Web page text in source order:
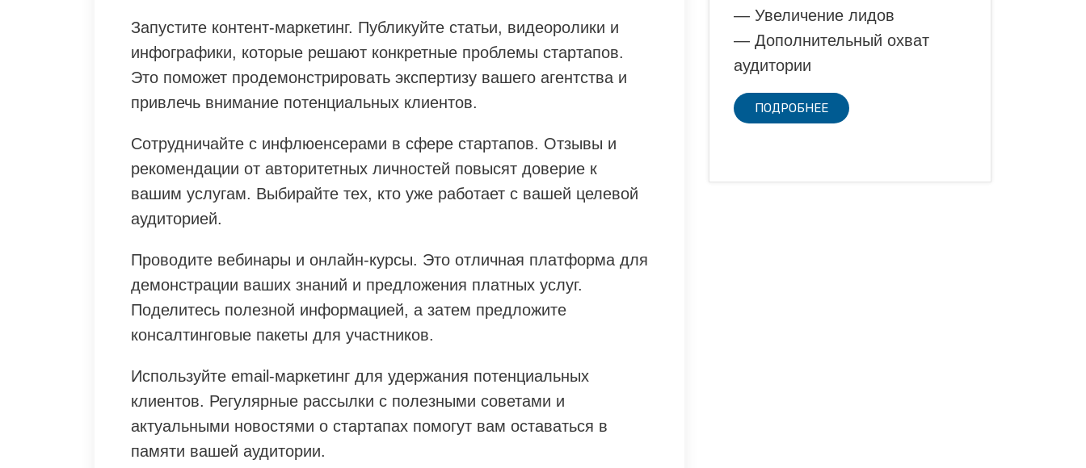
Запустите контент-маркетинг. Публикуйте статьи, видеоролики и
инфографики, которые решают конкретные проблемы стартапов.
Это поможет продемонстрировать экспертизу вашего агентства и
привлечь внимание потенциальных клиентов.
Сотрудничайте с инфлюенсерами в сфере стартапов. Отзывы и
рекомендации от авторитетных личностей повысят доверие к
вашим услугам. Выбирайте тех, кто уже работает с вашей целевой
аудиторией.
Проводите вебинары и онлайн-курсы. Это отличная платформа для
демонстрации ваших знаний и предложения платных услуг.
Поделитесь полезной информацией, а затем предложите
консалтинговые пакеты для участников.
Используйте email-маркетинг для удержания потенциальных
клиентов. Регулярные рассылки с полезными советами и
актуальными новостями о стартапах помогут вам оставаться в
памяти вашей аудитории.
— Увеличение лидов
— Дополнительный охват
аудитории
ПОДРОБНЕЕ